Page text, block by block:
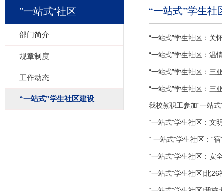
”一站式“社区
部门简介
规章制度
工作动态
“一站式”学生社区建设
“一站式”学生社
“一站式”学生社区：
“一站式”学生社区：温
“一站式”学生社区：三
“一站式”学生社区：三
我校教职工参加“一站
“一站式”学生社区：文
“ 一站式”学生社区：“
“一站式”学生社区：
“一站式”学生社区|北